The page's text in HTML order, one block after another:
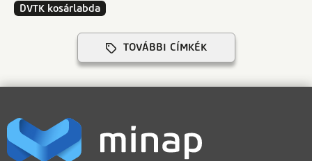
DVTK kosárlabda
TOVÁBBI CÍMKÉK